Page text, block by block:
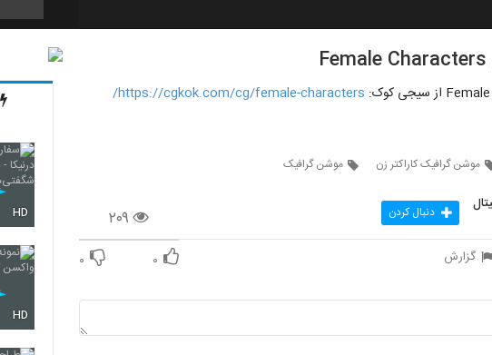
249
https://cgkok.com/cg/female-characters/
موشن گرافیک کاراکتر زن موشن گرافیک
۲۰۹ دنبال کردن
گزارش ۰ ۰
HD
HD